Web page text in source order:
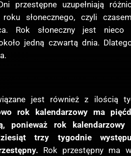
przestępne uzupełniają
słonecznego, czyli
Rok słoneczny jest nieco
jedną czwartą dnia.
jest również z ilością
rok kalendarzowy ma
ponieważ rok kalendarzowy
trzy tygodnie
Rok przestępny ma